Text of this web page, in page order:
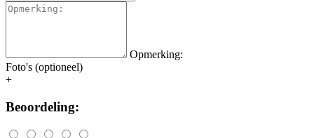
Opmerking:
Foto's (optioneel)
+
Beoordeling: